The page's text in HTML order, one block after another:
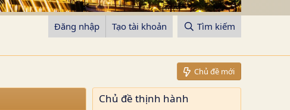
Đăng nhập Tạo tài khoản Tìm kiếm
Chủ đề mới
Chủ đề thịnh hành